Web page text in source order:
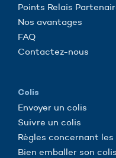
Points Relais
Nos avantages
FAQ
Contactez-nous
Colis
Envoyer un colis
Suivre un colis
Règles concernant les
Bien emballer son colis